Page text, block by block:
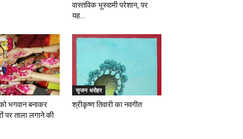
वास्तविक भूस्वामी परेशान, पर
यह...
भगवान बनाकर
पर ताला लगाने की
सृजन धरोहर
श्रीकृष्ण तिवारी का नवगीत